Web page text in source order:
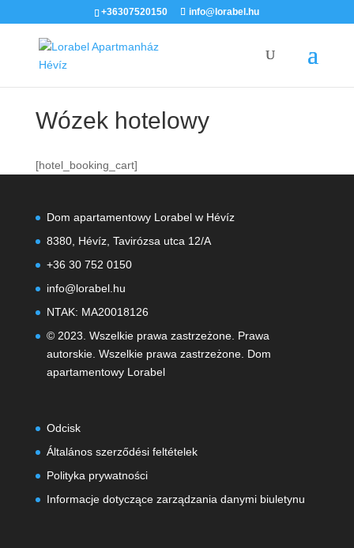
+36307520150 info@lorabel.hu
Wózek hotelowy
[hotel_booking_cart]
Dom apartamentowy Lorabel w Hévíz
8380, Hévíz, Tavirózsa utca 12/A
+36 30 752 0150
info@lorabel.hu
NTAK: MA20018126
© 2023. Wszelkie prawa zastrzeżone. Prawa
autorskie. Wszelkie prawa zastrzeżone. Dom
apartamentowy Lorabel
Odcisk
Általános szerződési feltételek
Polityka prywatności
Informacje dotyczące zarządzania danymi biuletynu